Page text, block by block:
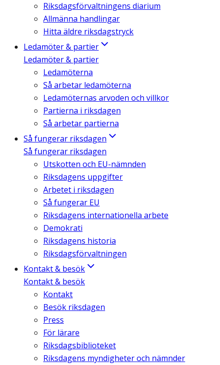
Riksdagsförvaltningens diarium
Allmänna handlingar
Hitta äldre riksdagstryck
Ledamöter & partier
Ledamöter & partier
Ledamöterna
Så arbetar ledamöterna
Ledamöternas arvoden och villkor
Partierna i riksdagen
Så arbetar partierna
Så fungerar riksdagen
Så fungerar riksdagen
Utskotten och EU-nämnden
Riksdagens uppgifter
Arbetet i riksdagen
Så fungerar EU
Riksdagens internationella arbete
Demokrati
Riksdagens historia
Riksdagsförvaltningen
Kontakt & besök
Kontakt & besök
Kontakt
Besök riksdagen
Press
För lärare
Riksdagsbiblioteket
Riksdagens myndigheter och nämnder